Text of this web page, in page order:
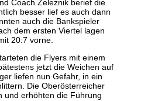
Coach Zeleznik berief die
besser lief es auch dann
auch die Bankspieler
dem ersten Viertel lagen
20:7 vorne.
die Flyers mit einem
jetzt die Weichen auf
liefen nun Gefahr, in ein
Die Oberösterreicher
und erhöhten die Führung